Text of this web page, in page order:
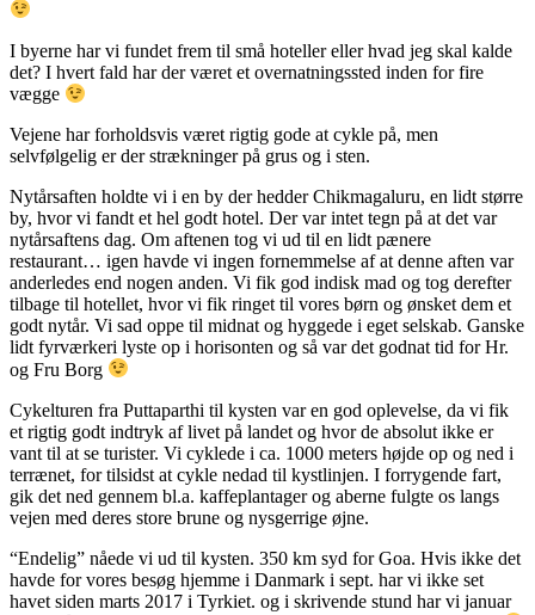
I byerne har vi fundet frem til små hoteller eller hvad jeg skal kalde
det? I hvert fald har der været et overnatningssted inden for fire
vægge
Vejene har forholdsvis været rigtig gode at cykle på, men
selvfølgelig er der strækninger på grus og i sten.
Nytårsaften holdte vi i en by der hedder Chikmagaluru, en lidt større
by, hvor vi fandt et hel godt hotel. Der var intet tegn på at det var
nytårsaftens dag. Om aftenen tog vi ud til en lidt pænere
restaurant… igen havde vi ingen fornemmelse af at denne aften var
anderledes end nogen anden. Vi fik god indisk mad og tog derefter
tilbage til hotellet, hvor vi fik ringet til vores børn og ønsket dem et
godt nytår. Vi sad oppe til midnat og hyggede i eget selskab. Ganske
lidt fyrværkeri lyste op i horisonten og så var det godnat tid for Hr.
og Fru Borg
Cykelturen fra Puttaparthi til kysten var en god oplevelse, da vi fik
et rigtig godt indtryk af livet på landet og hvor de absolut ikke er
vant til at se turister. Vi cyklede i ca. 1000 meters højde op og ned i
terrænet, for tilsidst at cykle nedad til kystlinjen. I forrygende fart,
gik det ned gennem bl.a. kaffeplantager og aberne fulgte os langs
vejen med deres store brune og nysgerrige øjne.
“Endelig” nåede vi ud til kysten. 350 km syd for Goa. Hvis ikke det
havde for vores besøg hjemme i Danmark i sept. har vi ikke set
havet siden marts 2017 i Tyrkiet. og i skrivende stund har vi januar